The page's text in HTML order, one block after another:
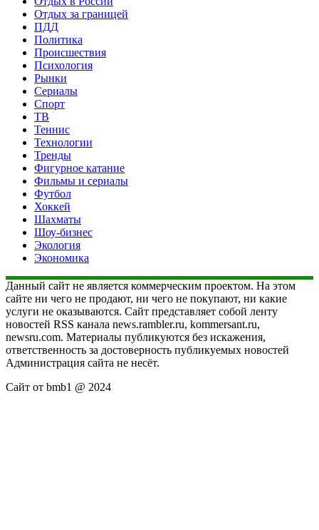
Отдых за границей
ПДД
Политика
Происшествия
Психология
Рынки
Сериалы
Спорт
ТВ
Теннис
Технологии
Тренды
Фигурное катание
Фильмы и сериалы
Футбол
Хоккей
Шахматы
Шоу-бизнес
Экология
Экономика
Данный сайт не является коммерческим проектом. На этом
сайте ни чего не продают, ни чего не покупают, ни какие
услуги не оказываются. Сайт представляет собой ленту
новостей RSS канала news.rambler.ru, kommersant.ru,
newsru.com. Материалы публикуются без искажения,
ответственность за достоверность публикуемых новостей
Администрация сайта не несёт.
Сайт от bmb1 @ 2024